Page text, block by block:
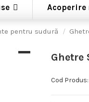
pentru sudură
Ghetre
Cod Produs: